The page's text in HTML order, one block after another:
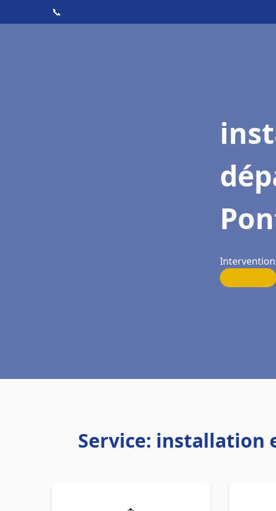
📞
Intervention
Service: installation